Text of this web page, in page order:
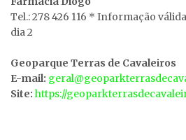
Tel.: 278 426 116 * Informação
dia 2
Geoparque Terras de Cavaleiros
E-mail:
Site: https://